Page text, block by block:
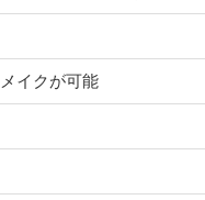
イクが可能